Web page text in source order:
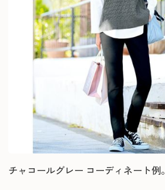
チャコールグレー コーディネート例。